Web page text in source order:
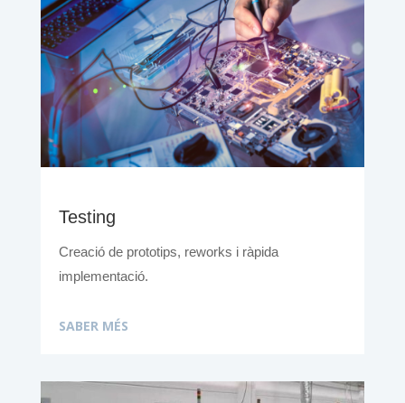
Testing
Creació de prototips, reworks i ràpida
implementació.
SABER MÉS